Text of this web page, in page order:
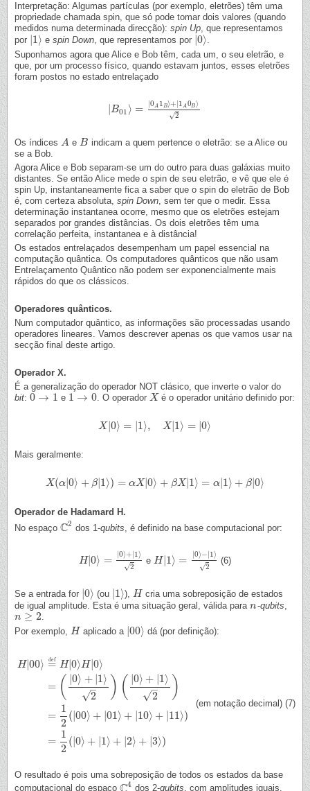
Interpretação: Algumas partículas (por exemplo, eletrões) têm uma
propriedade chamada spin, que só pode tomar dois valores (quando
medidos numa determinada direcção): spin Up, que representamos
por 1⟩
1⟩ espin Down, que representamos por |0⟩
0⟩ .
Suponhamos agora que Alice e Bob têm, cada um, o seu eletrão, e
que, por um processo físico, quando estavam juntos, esses eletrões
foram postos no estado entrelaçado
|B01 ⟩ = |0A 1 B⟩+|1A0B⟩
2
√
B01 ⟩= |0A1B⟩+|1A0B⟩2
Os índices A
A eB
B indicam a quem pertence o eletrão: se a Alice ou
se a Bob.
Agora Alice e Bob separam-se um do outro para duas galáxias muito
distantes. Se então Alice mede o spin de seu eletrão, e vê que ele é
spin Up, instantaneamente fica a saber que o spin do eletrão de Bob
é, com certeza absoluta, spin Down, sem ter que o medir. Essa
determinação instantanea ocorre, mesmo que os eletrões estejam
separados por grandes distâncias. Os dois eletrões têm uma
correlação perfeita, instantanea e à distância!
Os estados entrelaçados desempenham um papel essencial na
computação quântica. Os computadores quânticos que não usam
Entrelaçamento Quântico não podem ser exponencialmente mais
rápidos do que os clássicos.
Operadores quânticos.
Num computador quântico, as informações são processadas usando
operadores lineares. Vamos descrever apenas os que vamos usar na
secção final deste artigo.
Operador X.
É a generalização do operador NOT clásico, que inverte o valor do
bit: 0 → 1
0→1 e 1 → 0
1 →0 . O operadorX
X é o operador unitário definido por:
X| 0⟩ = 1⟩, X| 1⟩ = |0⟩
X| 0⟩= 1⟩, X|1⟩ 0⟩
Mais geralmente:
X(α |0⟩ + β 1⟩) = αX|0⟩ + βX| 1⟩ = α| 1⟩ + β| 0⟩
X(α|0 ⟩+β |1⟩ )= αX |0 ⟩+ βX|1 ⟩=α |1⟩ +β|0 ⟩
Operador de Hadamard H.
No espaço C2
C2 dos 1-qubits , é definido na base computacional por:
H|0⟩ = |0⟩+ 1⟩
2
√
H|0⟩= 0⟩+|1⟩2 e H| 1⟩ = 0⟩− 1⟩
2
√
H| ⟩= 0⟩− |1⟩2 (6)
Se a entrada for 0⟩
0⟩ (ou 1⟩
1⟩ ),H
H cria uma sobreposição de estados
de igual amplitude. Esta é uma situação geral, válida para n
n -qubits,
n ≥ 2
n≥ 2
.
Por exemplo, H
H aplicado a 00⟩
00⟩ dá (por definição):
H|00⟩ =
def
H|0⟩H |0⟩
= ( |0⟩ + 1 ⟩
2
–
√ ) ( 0⟩ + 1 ⟩
2
–
√ )
=
1
2
( 00⟩ + 01⟩ + 10⟩ + 11⟩)
=
1
2
( 0⟩ + 1⟩ + 2⟩ + 3⟩)
|0 ⟩ + 00⟩+|01⟩+|10⟩+ |11⟩)=12(| 0⟩+ 1⟩
(em notação decimal) (7)
O resultado é pois uma sobreposição de todos os estados da base
computacional do espaço
4 dos 2-qubits, com amplitudes iguais.